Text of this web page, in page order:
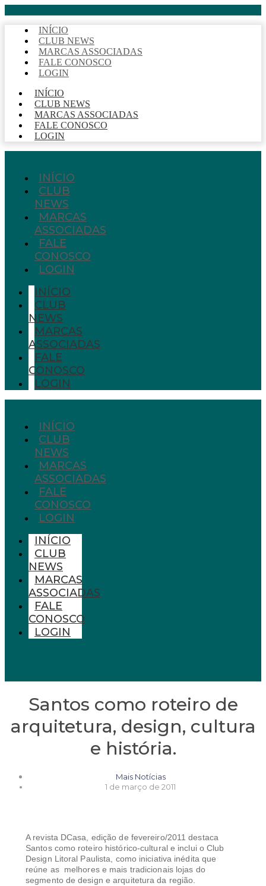
INÍCIO
CLUB NEWS
MARCAS ASSOCIADAS
FALE CONOSCO
LOGIN
INÍCIO
CLUB NEWS
MARCAS ASSOCIADAS
FALE CONOSCO
LOGIN
INÍCIO
CLUB
NEWS
MARCAS
ASSOCIADAS
FALE
CONOSCO
LOGIN
INÍCIO
CLUB
NEWS
MARCAS
ASSOCIADAS
FALE
CONOSCO
LOGIN
INÍCIO
CLUB
NEWS
MARCAS
ASSOCIADAS
FALE
CONOSCO
LOGIN
INÍCIO
CLUB
NEWS
MARCAS
ASSOCIADAS
FALE
CONOSCO
LOGIN
Santos como roteiro de
arquitetura, design, cultura
e história.
Mais Notícias
1 de março de 2011
A revista DCasa, edição de fevereiro/2011 destaca
Santos como roteiro histórico-cultural e inclui o Club
Design Litoral Paulista, como iniciativa inédita que
reúne as melhores e mais tradicionais lojas do
segmento de design e arquitetura da região.